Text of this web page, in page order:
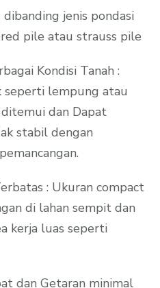
jenis pondasi
pile atau strauss pile
Kondisi Tanah :
seperti lempung atau
dan Dapat
stabil dengan
: Ukuran compact
di lahan sempit dan
kerja luas seperti
dan Getaran minimal